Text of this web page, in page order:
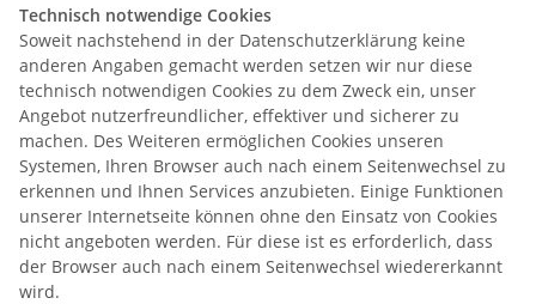
Technisch notwendige Cookies
Soweit nachstehend in der Datenschutzerklärung keine
anderen Angaben gemacht werden setzen wir nur diese
technisch notwendigen Cookies zu dem Zweck ein, unser
Angebot nutzerfreundlicher, effektiver und sicherer zu
machen. Des Weiteren ermöglichen Cookies unseren
Systemen, Ihren Browser auch nach einem Seitenwechsel zu
erkennen und Ihnen Services anzubieten. Einige Funktionen
unserer Internetseite können ohne den Einsatz von Cookies
nicht angeboten werden. Für diese ist es erforderlich, dass
der Browser auch nach einem Seitenwechsel wiedererkannt
wird.